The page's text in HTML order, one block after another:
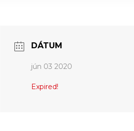
DÁTUM
jún 03 2020
Expired!